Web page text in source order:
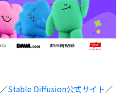
／Stable Diffusion公式サイト／